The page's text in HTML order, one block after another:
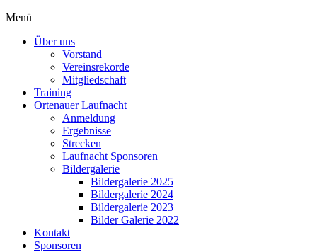
Menü
Über uns
Vorstand
Vereinsrekorde
Mitgliedschaft
Training
Ortenauer Laufnacht
Anmeldung
Ergebnisse
Strecken
Laufnacht Sponsoren
Bildergalerie
Bildergalerie 2025
Bildergalerie 2024
Bildergalerie 2023
Bilder Galerie 2022
Kontakt
Sponsoren